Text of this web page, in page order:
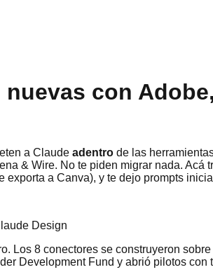
con
a Claude adentro de las
& Wire. No te piden migrar nada. Acá
exporta a Canva), y te dejo prompts
Design
Los 8 conectores se construyeron
Development Fund y abrió pilotos